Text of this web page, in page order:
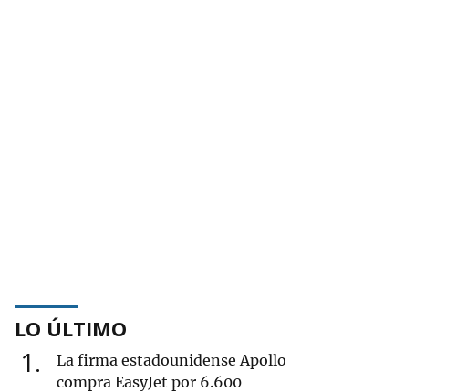
LO ÚLTIMO
1
La firma estadounidense Apollo
compra EasyJet por 6.600